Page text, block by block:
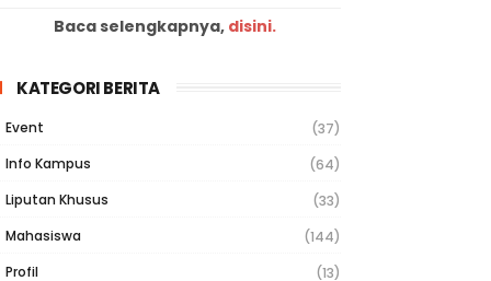
Baca selengkapnya, disini.
KATEGORI BERITA
Event
(37)
Info Kampus
(64)
Liputan Khusus
(33)
Mahasiswa
(144)
Profil
(13)